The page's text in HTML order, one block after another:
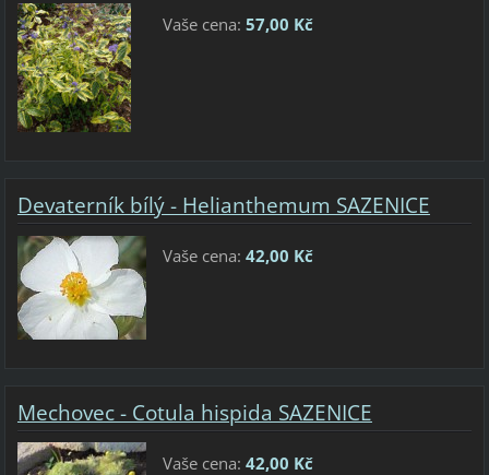
Vaše cena: 57,00 Kč
Devaterník bílý - Helianthemum SAZENICE
Vaše cena: 42,00 Kč
Mechovec - Cotula hispida SAZENICE
Vaše cena: 42,00 Kč